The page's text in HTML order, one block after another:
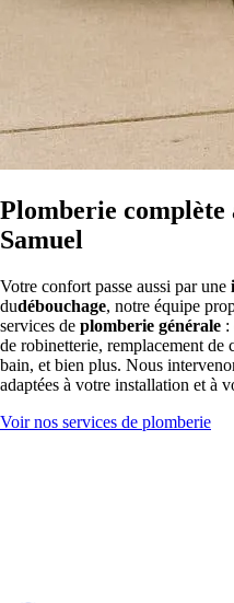
Plomberie
Samuel
Votre confort passe aussi par une
dudébouchage, notre équipe
services de plomberie générale :
de robinetterie, remplacement de
bain, et bien plus. Nous
adaptées à votre installation et à
Voir nos services de plomberie